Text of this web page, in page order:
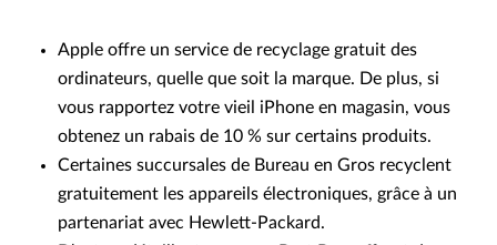
Apple offre un service de recyclage gratuit des
ordinateurs, quelle que soit la marque. De plus, si
vous rapportez votre vieil iPhone en magasin, vous
obtenez un rabais de 10 % sur certains produits.
Certaines succursales de Bureau en Gros recyclent
gratuitement les appareils électroniques, grâce à un
partenariat avec Hewlett-Packard.